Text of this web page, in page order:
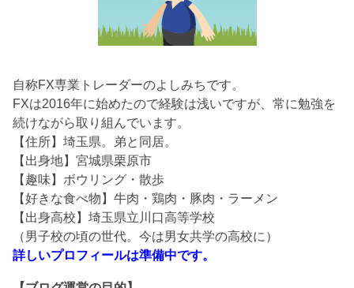
自称FX専業トレーダーのよしみちです。
FXは2016年に始めたので経験は浅いですが、常に勉強を
続けながら取り組んでいます。
【住所】埼玉県。弟と同居。
【出身地】宮城県栗原市
【趣味】ボウリング・散歩
【好きな食べ物】牛肉・鶏肉・豚肉・ラーメン
【出身高校】埼玉県立川口高等学校
（男子校の頃の世代。今は男女共学の高校に）
詳しいプロフィールは準備中です。